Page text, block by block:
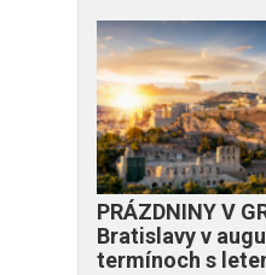
PRÁZDNINY V
Bratislavy v
termínoch s